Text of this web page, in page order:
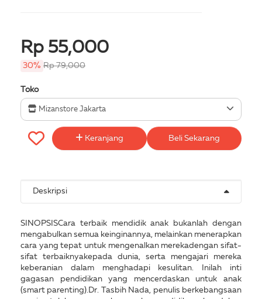
Rp 55,000
30% Rp 79,000
Toko
Mizanstore Jakarta
Keranjang Beli Sekarang
Deskripsi
SINOPSISCara terbaik mendidik anak bukanlah dengan
mengabulkan semua keinginannya, melainkan menerapkan
cara yang tepat untuk mengenalkan merekadengan sifat-
sifat terbaiknyakepada dunia, serta mengajari mereka
keberanian dalam menghadapi kesulitan. Inilah inti
gagasan pendidikan yang mencerdaskan untuk anak
(smart parenting).Dr. Tasbih Nada, penulis berkebangsaan